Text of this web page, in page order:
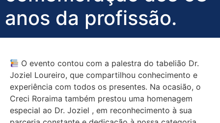
anos da profissão.
O evento contou com a palestra do tabelião Dr.
Joziel Loureiro, que compartilhou conhecimento e
experiência com todos os presentes. Na ocasião, o
Creci Roraima também prestou uma homenagem
especial ao Dr. Joziel , em reconhecimento à sua